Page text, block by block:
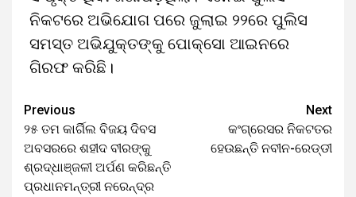
ନିକଟରେ ଅଭିଯୋଗ ପରେ ଜୁଲାଇ ୨୨ରେ ପୁଲିସ
ସମସ୍ତ ଅଭିଯୁକ୍ତଙ୍କୁ ପୋକ୍‌ସୋ ଆଇନରେ
ଗିରଫ କରିଛି।
Previous
୨୫ ତମ କାର୍ଗିଲ ବିଜୟ ଦିବସ
ଅବସରରେ ଶହୀଦ ବୀରଙ୍କୁ
ଶ୍ରଦ୍ଧାଞ୍ଜଳୀ ଅର୍ପଣ କରିଛନ୍ତି
ପ୍ରଧାନମନ୍ତ୍ରୀ ନରେନ୍ଦ୍ର
Next
କଂଗ୍ରେସର ନିକଟତର
ହେଉଛନ୍ତି ନବୀନ-ରେଡ୍ଡୀ